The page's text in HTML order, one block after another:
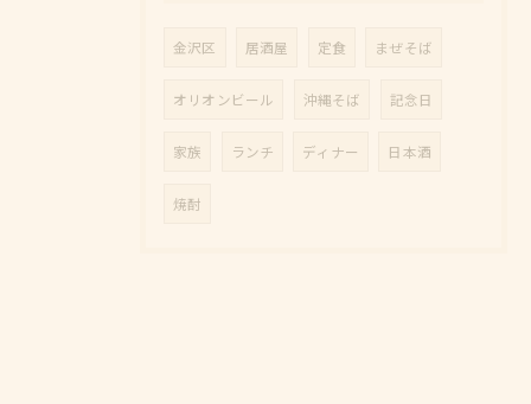
金沢区 居酒屋 定食 まぜそば
オリオンビール 沖縄そば 記念日
家族 ランチ ディナー 日本酒
焼酎